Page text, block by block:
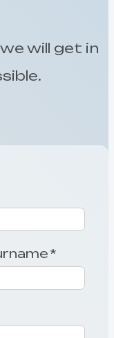
will get in
*